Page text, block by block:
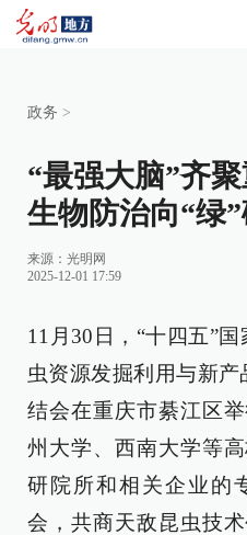
政务 >
“最强大脑”齐
生物防治向“绿
来源： 光明网
2025-12-01 17:59
11月30日，“十四五”
虫资源发掘利用与新产
结会在重庆市綦江区
州大学、西南大学等
研院所和相关企业的
会，共商天敌昆虫技